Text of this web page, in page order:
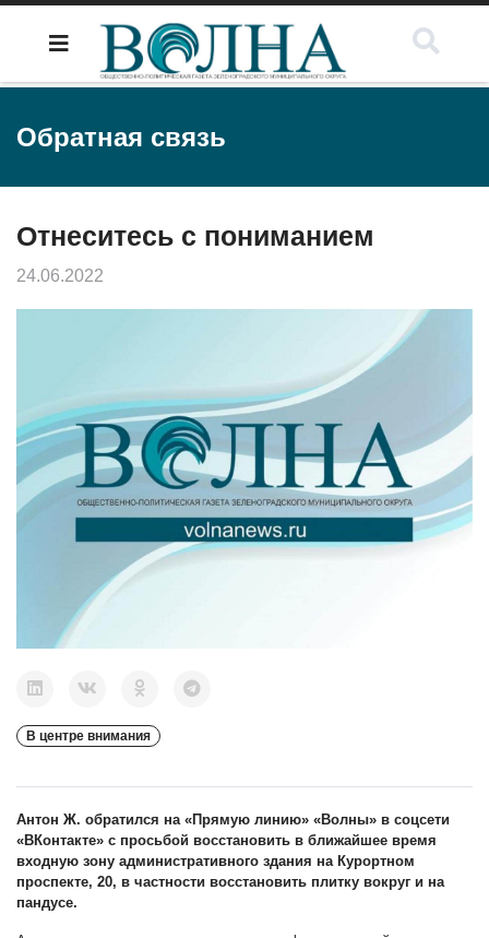
Обратная связь
Отнеситесь с пониманием
24.06.2022
В центре внимания
Антон Ж. обратился на «Прямую линию» «Волны» в соцсети
«ВКонтакте» с просьбой восстановить в ближайшее время
входную зону административного здания на Курортном
проспекте, 20, в частности восстановить плитку вокруг и на
пандусе.